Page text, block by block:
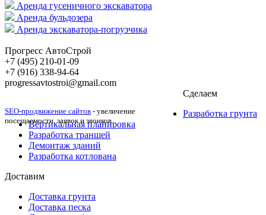
Аренда гусеничного экскаватора
Аренда бульдозера
Аренда экскаватора-погрузчика
Прогресс АвтоСтрой
+7 (495) 210-01-09
+‎7 (916) 338-94-64
progressavtostroi@gmail.com
SEO-продвижение сайтов - увеличение
посещаемости, заявок и звонков.
Сделаем
Разработка грунта
Вертикальная планировка
Разработка траншей
Демонтаж зданий
Разработка котлована
Доставим
Доставка грунта
Доставка песка